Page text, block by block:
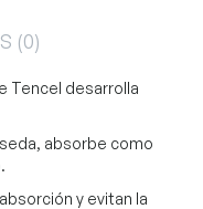
(0)
Tencel desarrolla
absorbe como
y evitan la